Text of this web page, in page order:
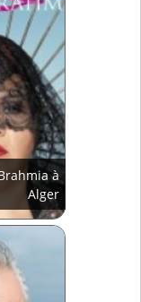
à
Alger